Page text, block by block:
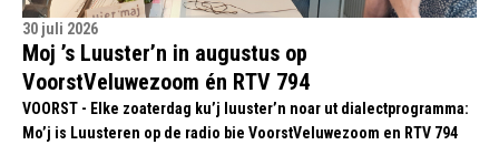
30 juli 2026
Moj ’s Luuster’n in augustus op
VoorstVeluwezoom én RTV 794
VOORST - Elke zoaterdag ku’j luuster’n noar ut dialectprogramma:
Mo’j is Luusteren op de radio bie VoorstVeluwezoom en RTV 794